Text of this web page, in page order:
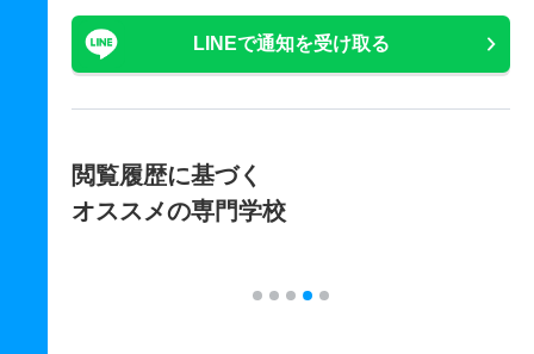
LINEで通知を受け取る
閲覧履歴に基づく
オススメの専門学校